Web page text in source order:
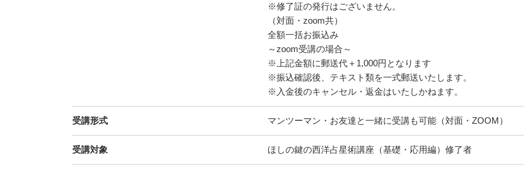
※修了証の発行はございません。
（対面・zoom共）
全額一括お振込み
～zoom受講の場合～
※上記金額に郵送代＋1,000円となります
※振込確認後、テキスト類を一式郵送いたします。
※入金後のキャンセル・返金はいたしかねます。
受講形式 マンツーマン・お友達と一緒に受講も可能（対面・ZOOM）
受講対象 ほしの鍵の西洋占星術講座（基礎・応用編）修了者